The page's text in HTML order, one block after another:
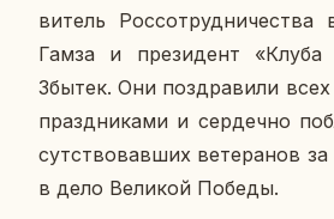
ви­тель
Гамза и пре­зи­дент «Клуба
Збытек. Они по­здра­ви­ли
празд­ни­ка­ми и сер­деч­но
сут­ство­вав­ших ве­те­ра­нов
в дело Ве­ли­кой Победы.